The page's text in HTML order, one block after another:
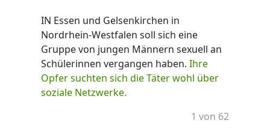
IN Essen und Gelsenkirchen in
Nordrhein-Westfalen soll sich eine
Gruppe von jungen Männern sexuell an
Schülerinnen vergangen haben. Ihre
Opfer suchten sich die Täter wohl über
soziale Netzwerke.
1 von 62